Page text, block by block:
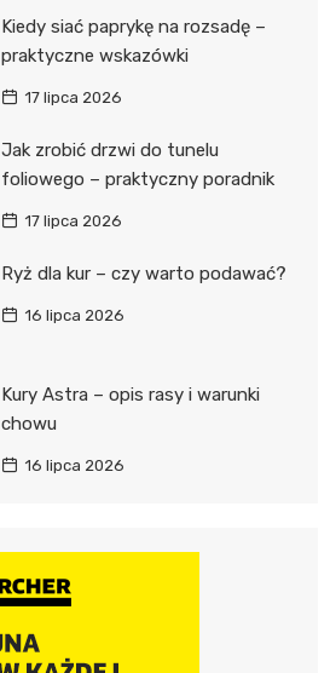
Kiedy siać paprykę na rozsadę –
praktyczne wskazówki
17 lipca 2026
Jak zrobić drzwi do tunelu
foliowego – praktyczny poradnik
17 lipca 2026
Ryż dla kur – czy warto podawać?
16 lipca 2026
Kury Astra – opis rasy i warunki
chowu
16 lipca 2026